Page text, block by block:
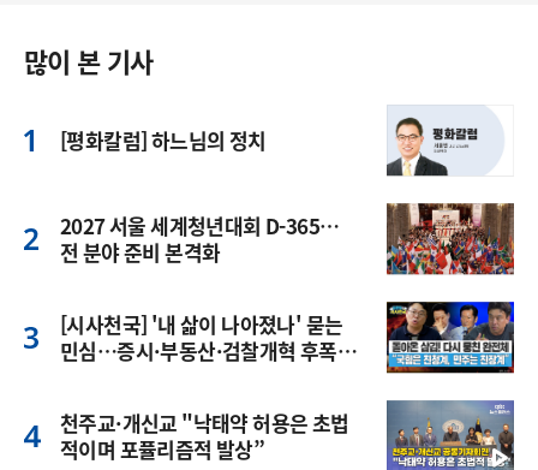
많이 본 기사
[평화칼럼] 하느님의 정치
2027 서울 세계청년대회 D-365…
전 분야 준비 본격화
[시사천국] '내 삶이 나아졌나' 묻는
민심…증시·부동산·검찰개혁 후폭
천주교·개신교 "낙태약 허용은 초법
적이며 포퓰리즘적 발상”